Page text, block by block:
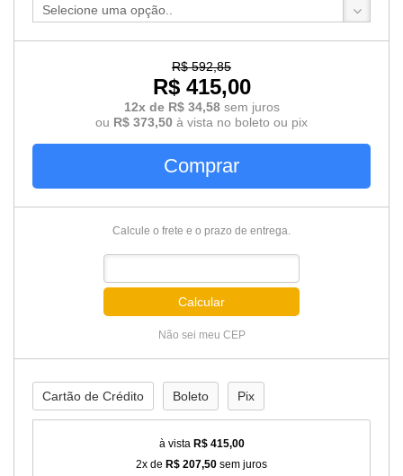
Selecione uma opção..
R$ 592,85
R$ 415,00
12x de R$ 34,58 sem juros
ou R$ 373,50 à vista no boleto ou pix
Comprar
Calcule o frete e o prazo de entrega.
Calcular
Não sei meu CEP
Cartão de Crédito Boleto Pix
à vista R$ 415,00
2x de R$ 207,50 sem juros